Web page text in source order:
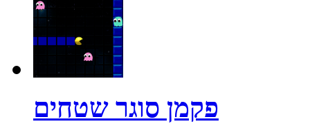
פקמן סוגר שטחים